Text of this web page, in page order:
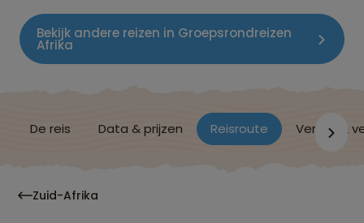
Bekijk andere reizen in Groepsrondreizen
Afrika
De reis Data & prijzen Reisroute Verblijf &
Zuid-Afrika